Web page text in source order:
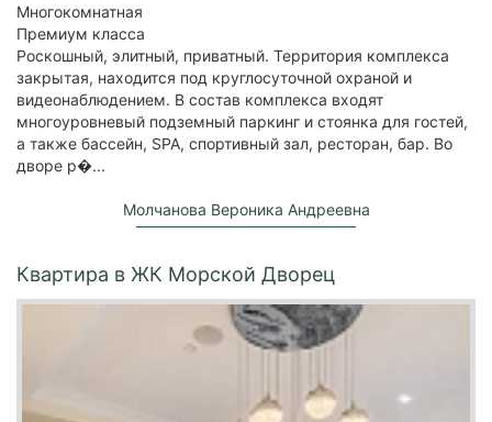
Многокомнатная
Премиум класса
Роскошный, элитный, приватный. Территория комплекса
закрытая, находится под круглосуточной охраной и
видеонаблюдением. В состав комплекса входят
многоуровневый подземный паркинг и стоянка для гостей,
а также бассейн, SPA, спортивный зал, ресторан, бар. Во
дворе р�...
Молчанова Вероника Андреевна
Квартира в ЖК Морской Дворец